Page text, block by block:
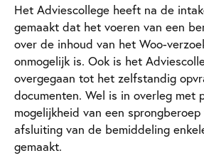
Het Adviescollege heeft na de
gemaakt dat het voeren van een
over de inhoud van het Woo-
onmogelijk is. Ook is het
overgegaan tot het zelfstandig
documenten. Wel is in overleg met
mogelijkheid van een
afsluiting van de bemiddeling
gemaakt.